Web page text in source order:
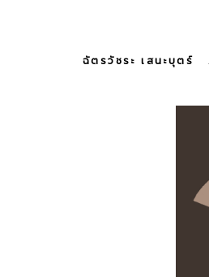
ฉัตรวัชระ เสนะบุตร์